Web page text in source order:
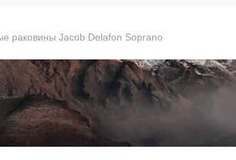
раковины Jacob Delafon Soprano